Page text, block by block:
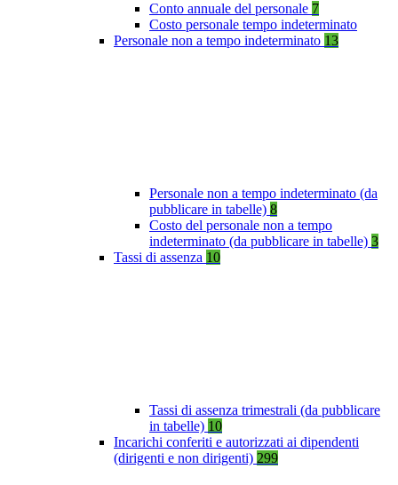
Conto annuale del personale 7
Costo personale tempo indeterminato
Personale non a tempo indeterminato 13
Personale non a tempo indeterminato (da
pubblicare in tabelle) 8
Costo del personale non a tempo
indeterminato (da pubblicare in tabelle) 3
Tassi di assenza 10
Tassi di assenza trimestrali (da pubblicare
in tabelle) 10
Incarichi conferiti e autorizzati ai dipendenti
(dirigenti e non dirigenti) 299